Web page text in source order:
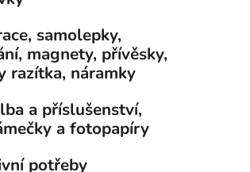
samolepky,
magnety, přívěsky,
razítka, náramky
a příslušenství,
a fotopapíry
potřeby